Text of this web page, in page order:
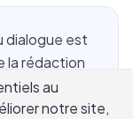
dialogue est
la rédaction
mal
après
au
notre site,